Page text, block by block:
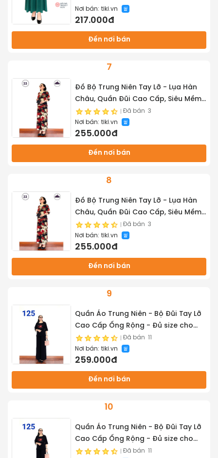
Nơi bán: tiki.vn
217.000đ
Đến nơi bán
7
Đồ Bộ Trung Niên Tay Lỡ - Lụa Hàn
Châu, Quần Đũi Cao Cấp, Siêu Mềm,
Siêu Mát Dành cho Quý Bà Trung
Tuổi - Tuấn Tú Store 68
Đã bán 3
Nơi bán: tiki.vn
255.000đ
Đến nơi bán
8
Đồ Bộ Trung Niên Tay Lỡ - Lụa Hàn
Châu, Quần Đũi Cao Cấp, Siêu Mềm,
Siêu Mát Dành cho Quý Bà Trung
Tuổi - Tuấn Tú Store 68
Đã bán 3
Nơi bán: tiki.vn
255.000đ
Đến nơi bán
9
Quần Áo Trung Niên - Bộ Đũi Tay Lỡ
Cao Cấp Ống Rộng - Đủ size cho
mọi người từ 45kg - 68kg - Tuấn Tú
Store
Đã bán 11
Nơi bán: tiki.vn
259.000đ
Đến nơi bán
10
Quần Áo Trung Niên - Bộ Đũi Tay Lỡ
Cao Cấp Ống Rộng - Đủ size cho
mọi người từ 45kg - 68kg - Tuấn Tú
Đã bán 11